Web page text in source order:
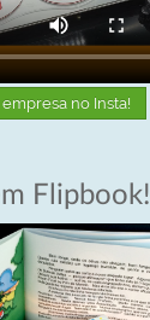
no Insta!
Flipbook!